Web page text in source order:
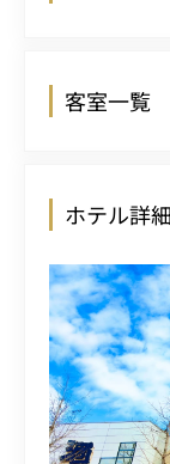
客室一覧
ホテル詳細